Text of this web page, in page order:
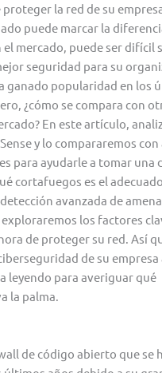
la red de su
puede marcar la
mercado, puede ser difícil
seguridad para su
ganado popularidad en los
¿cómo secompara con
En este artículo,
y locompararemos con
para ayudarle a tomar una
cortafuegos es el
avanzada de
exploraremos los factores
de proteger su red. Así
de su empresa
leyendo para averiguar qué
la palma.
de código abierto que se